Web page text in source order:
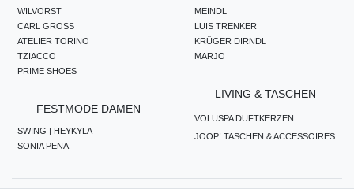
WILVORST
CARL GROSS
ATELIER TORINO
TZIACCO
PRIME SHOES
FESTMODE DAMEN
SWING | HEYKYLA
SONIA PENA
MEINDL
LUIS TRENKER
KRÜGER DIRNDL
MARJO
LIVING & TASCHEN
VOLUSPA DUFTKERZEN
JOOP! TASCHEN & ACCESSOIRES